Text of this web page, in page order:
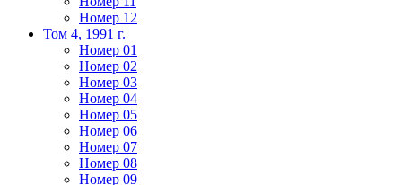
Номер 12
Том 4, 1991 г.
Номер 01
Номер 02
Номер 03
Номер 04
Номер 05
Номер 06
Номер 07
Номер 08
Номер 09